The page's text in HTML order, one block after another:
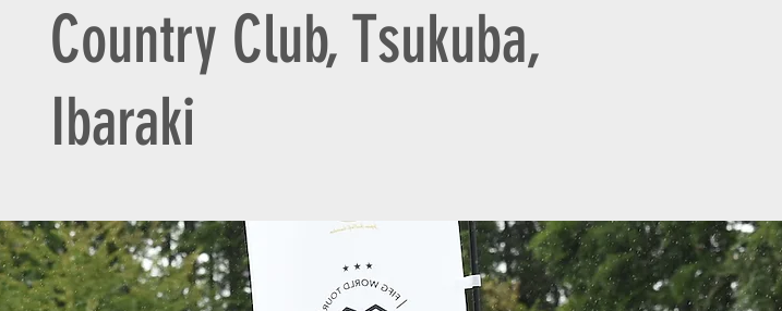
Country Club, Tsukuba,
Ibaraki